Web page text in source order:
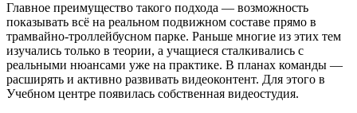
Главное преимущество такого подхода — возможность
показывать всё на реальном подвижном составе прямо в
трамвайно-троллейбусном парке. Раньше многие из этих тем
изучались только в теории, а учащиеся сталкивались с
реальными нюансами уже на практике. В планах команды —
расширять и активно развивать видеоконтент. Для этого в
Учебном центре появилась собственная видеостудия.